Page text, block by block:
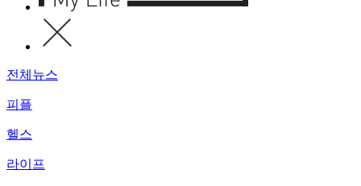
전체뉴스
피플
헬스
라이프